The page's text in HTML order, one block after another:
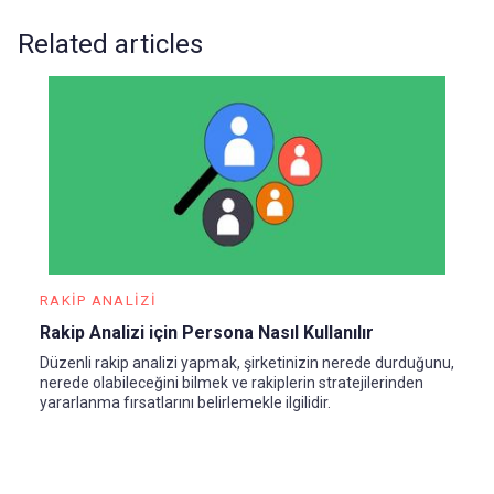
Related articles
RAKIP ANALIZI
Rakip Analizi için Persona Nasıl Kullanılır
Düzenli rakip analizi yapmak, şirketinizin nerede durduğunu,
nerede olabileceğini bilmek ve rakiplerin stratejilerinden
yararlanma fırsatlarını belirlemekle ilgilidir.